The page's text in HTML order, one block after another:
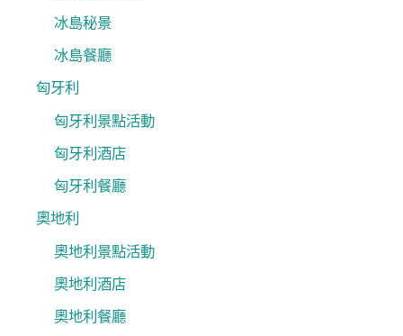
冰島秘景
冰島餐廳
匈牙利
匈牙利景點活動
匈牙利酒店
匈牙利餐廳
奧地利
奧地利景點活動
奧地利酒店
奧地利餐廳